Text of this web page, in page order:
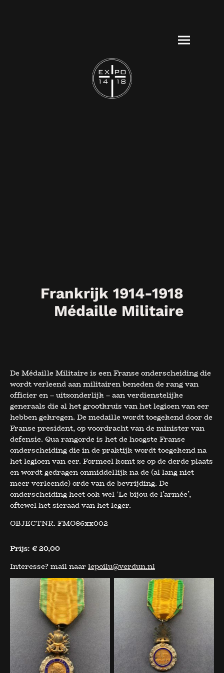
Frankrijk 1914-1918
Médaille Militaire
De Médaille Militaire is een Franse onderscheiding die
wordt verleend aan militairen beneden de rang van
officier en – uitzonderlijk – aan verdienstelijke
generaals die al het grootkruis van het legioen van eer
hebben gekregen. De medaille wordt toegekend door de
Franse president, op voordracht van de minister van
defensie. Qua rangorde is het de hoogste Franse
onderscheiding die in de praktijk wordt toegekend na
het legioen van eer. Formeel komt ze op de derde plaats
en wordt gedragen onmiddellijk na de (al lang niet
meer verleende) orde van de bevrijding. De
onderscheiding heet ook wel ‘Le bijou de l’armée’,
oftewel het sieraad van het leger.
OBJECTNR. FMO86xx002
Prijs: € 20,00
Interesse? mail naar lepoilu@verdun.nl